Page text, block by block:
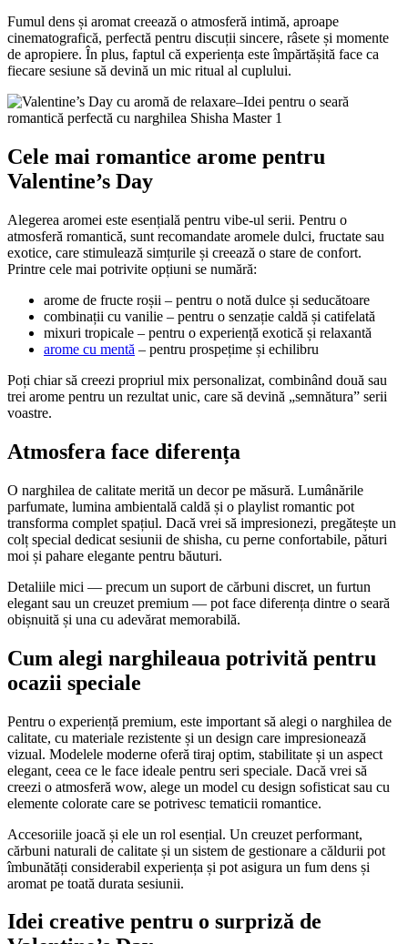
Fumul dens și aromat creează o atmosferă intimă, aproape
cinematografică, perfectă pentru discuții sincere, râsete și momente
de apropiere. În plus, faptul că experiența este împărtășită face ca
fiecare sesiune să devină un mic ritual al cuplului.
Cele mai romantice arome pentru
Valentine’s Day
Alegerea aromei este esențială pentru vibe-ul serii. Pentru o
atmosferă romantică, sunt recomandate aromele dulci, fructate sau
exotice, care stimulează simțurile și creează o stare de confort.
Printre cele mai potrivite opțiuni se numără:
arome de fructe roșii – pentru o notă dulce și seducătoare
combinații cu vanilie – pentru o senzație caldă și catifelată
mixuri tropicale – pentru o experiență exotică și relaxantă
arome cu mentă – pentru prospețime și echilibru
Poți chiar să creezi propriul mix personalizat, combinând două sau
trei arome pentru un rezultat unic, care să devină „semnătura” serii
voastre.
Atmosfera face diferența
O narghilea de calitate merită un decor pe măsură. Lumânările
parfumate, lumina ambientală caldă și o playlist romantic pot
transforma complet spațiul. Dacă vrei să impresionezi, pregătește un
colț special dedicat sesiunii de shisha, cu perne confortabile, pături
moi și pahare elegante pentru băuturi.
Detaliile mici — precum un suport de cărbuni discret, un furtun
elegant sau un creuzet premium — pot face diferența dintre o seară
obișnuită și una cu adevărat memorabilă.
Cum alegi narghileaua potrivită pentru
ocazii speciale
Pentru o experiență premium, este important să alegi o narghilea de
calitate, cu materiale rezistente și un design care impresionează
vizual. Modelele moderne oferă tiraj optim, stabilitate și un aspect
elegant, ceea ce le face ideale pentru seri speciale. Dacă vrei să
creezi o atmosferă wow, alege un model cu design sofisticat sau cu
elemente colorate care se potrivesc tematicii romantice.
Accesoriile joacă și ele un rol esențial. Un creuzet performant,
cărbuni naturali de calitate și un sistem de gestionare a căldurii pot
îmbunătăți considerabil experiența și pot asigura un fum dens și
aromat pe toată durata sesiunii.
Idei creative pentru o surpriză de